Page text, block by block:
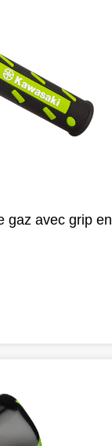
gaz avec grip en